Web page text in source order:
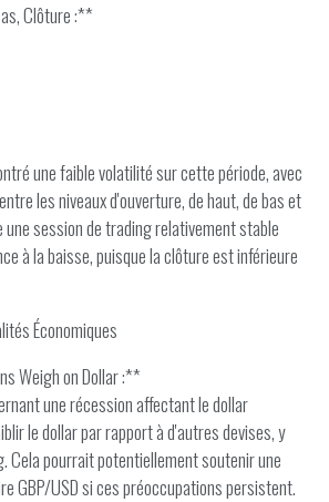
Clôture :**
une faible volatilité sur cette période, avec
les niveaux d'ouverture, de haut, de bas et
une session de trading relativement stable
à la baisse, puisque la clôture est inférieure
Économiques
Weigh on Dollar :**
une récession affectant le dollar
le dollar par rapport à d'autres devises, y
Cela pourrait potentiellement soutenir une
GBP/USD si ces préoccupations persistent.